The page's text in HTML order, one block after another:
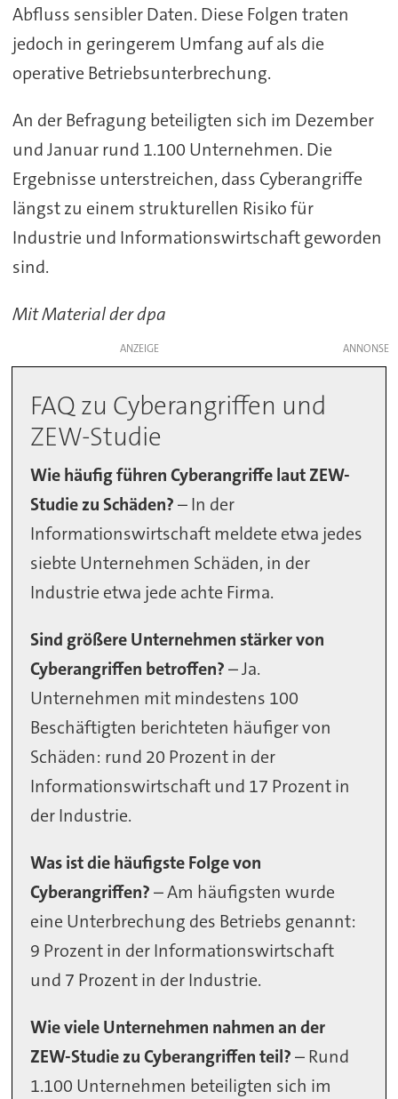
Abfluss sensibler Daten. Diese Folgen traten
jedoch in geringerem Umfang auf als die
operative Betriebsunterbrechung.
An der Befragung beteiligten sich im Dezember
und Januar rund 1.100 Unternehmen. Die
Ergebnisse unterstreichen, dass Cyberangriffe
längst zu einem strukturellen Risiko für
Industrie und Informationswirtschaft geworden
sind.
Mit Material der dpa
ANZEIGE
FAQ zu Cyberangriffen und
ZEW-Studie
Wie häufig führen Cyberangriffe laut ZEW-
Studie zu Schäden?– In der
Informationswirtschaft meldete etwa jedes
siebte Unternehmen Schäden, in der
Industrie etwa jede achte Firma.
Sind größere Unternehmen stärker von
Cyberangriffen betroffen?– Ja.
Unternehmen mit mindestens 100
Beschäftigten berichteten häufiger von
Schäden: rund 20 Prozent in der
Informationswirtschaft und 17 Prozent in
der Industrie.
Was ist die häufigste Folge von
Cyberangriffen?– Am häufigsten wurde
eine Unterbrechung des Betriebs genannt:
9 Prozent in der Informationswirtschaft
und 7 Prozent in der Industrie.
Wie viele Unternehmen nahmen an der
ZEW-Studie zu Cyberangriffen teil?– Rund
1.100 Unternehmen beteiligten sich im